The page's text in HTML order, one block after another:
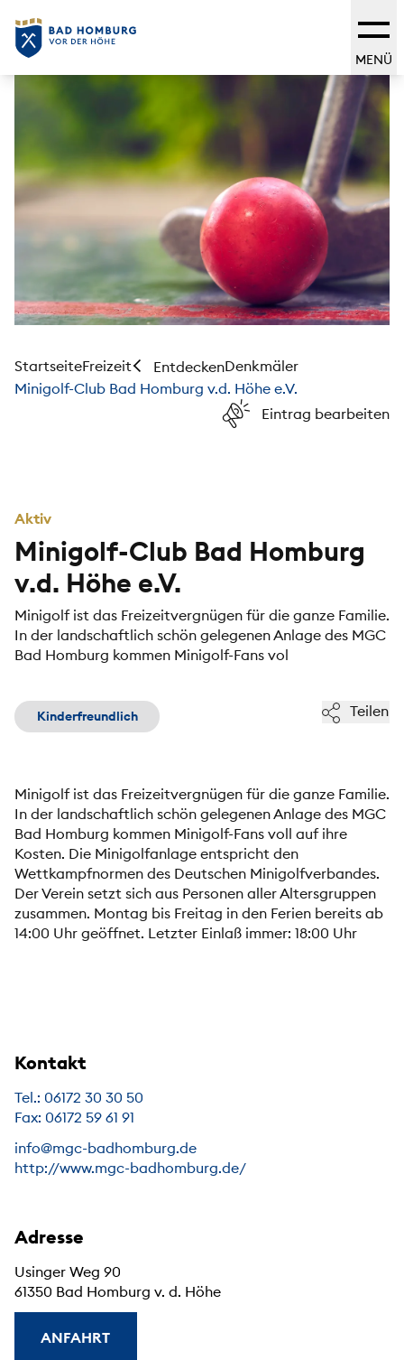
MENÜ
StartseiteFreizeit EntdeckenDenkmäler
Minigolf-Club Bad Homburg v.d. Höhe e.V.
Eintrag bearbeiten
Aktiv
Minigolf-Club Bad Homburg
v.d. Höhe e.V.
Minigolf ist das Freizeitvergnügen für die ganze Familie.
In der landschaftlich schön gelegenen Anlage des MGC
Bad Homburg kommen Minigolf-Fans vol
Kinderfreundlich Teilen
Minigolf ist das Freizeitvergnügen für die ganze Familie.
In der landschaftlich schön gelegenen Anlage des MGC
Bad Homburg kommen Minigolf-Fans voll auf ihre
Kosten. Die Minigolfanlage entspricht den
Wettkampfnormen des Deutschen Minigolfverbandes.
Der Verein setzt sich aus Personen aller Altersgruppen
zusammen. Montag bis Freitag in den Ferien bereits ab
14:00 Uhr geöffnet. Letzter Einlaß immer: 18:00 Uhr
Kontakt
Tel.: 06172 30 30 50
Fax: 06172 59 61 91
info@mgc-badhomburg.de
http://www.mgc-badhomburg.de/
Adresse
Usinger Weg 90
61350 Bad Homburg v. d. Höhe
ANFAHRT